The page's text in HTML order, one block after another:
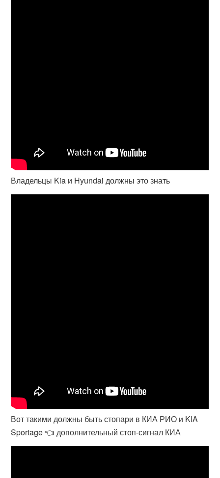
Владельцы Kia и Hyundai должны это знать
Вот такими должны быть стопари в КИА РИО и KIA
Sportage 👈 дополнительный стоп-сигнал КИА